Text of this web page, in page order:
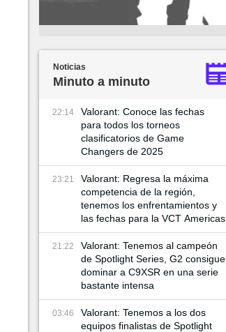
Noticias
Minuto a minuto
22:14
Valorant: Conoce las fechas
para todos los torneos
clasificatorios de Game
Changers de 2025
23:21
Valorant: Regresa la máxima
competencia de la región,
tenemos los enfrentamientos y
las fechas para la VCT Americas
21:22
Valorant: Tenemos al campeón
de Spotlight Series, G2 consigue
dominar a C9XSR en una serie
bastante intensa
03:46
Valorant: Tenemos a los dos
equipos finalistas de Spotlight